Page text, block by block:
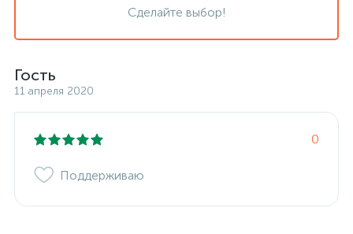
Сделайте выбор!
Гость
11 апреля 2020
0
Поддерживаю